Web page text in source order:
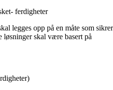
ferdigheter
legges opp på en måte som sikrer
løsninger skal være basert på